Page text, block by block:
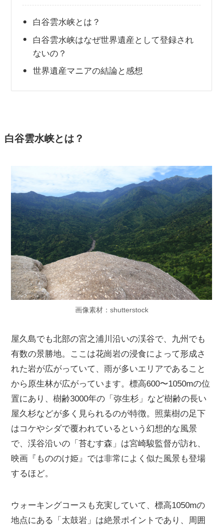
白谷雲水峡とは？
白谷雲水峡はなぜ世界遺産として登録され
ないの？
世界遺産マニアの結論と感想
白谷雲水峡とは？
画像素材：shutterstock
屋久島でも北部の宮之浦川沿いの渓谷で、九州でも
有数の景勝地。ここは花崗岩の浸食によって形成さ
れた岩が広がっていて、雨が多いエリアであること
から原生林が広がっています。標高600〜1050mの位
置にあり、樹齢3000年の「弥生杉」など樹齢の長い
屋久杉などが多く見られるのが特徴。照葉樹の足下
はコケやシダで覆われているという幻想的な風景
で、渓谷沿いの「苔むす森」は宮崎駿監督が訪れ、
映画『もののけ姫』では非常によく似た風景も登場
するほど。
ウォーキングコースも充実していて、標高1050mの
地点にある「太鼓岩」は絶景ポイントであり、周囲